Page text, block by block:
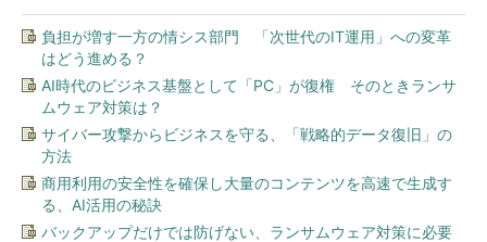
負担が増す一方の情シス部門 「次世代のIT運用」への変革
はどう進める？
AI時代のビジネス基盤として「PC」が復権 そのときランサ
ムウェア対策は？
サイバー攻撃からビジネスを守る、「戦略的データ復旧」の
方法
商用利用の安全性を確保し大量のコンテンツを高速で生成す
る、AI活用の秘訣
バックアップだけでは防げない、ランサムウェア対策に必要